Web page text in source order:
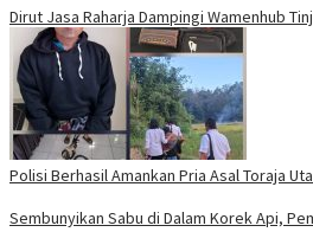
Dirut Jasa Raharja Dampingi Wamenhub
Polisi Berhasil Amankan Pria Asal Toraja
Sembunyikan Sabu di Dalam Korek Api,